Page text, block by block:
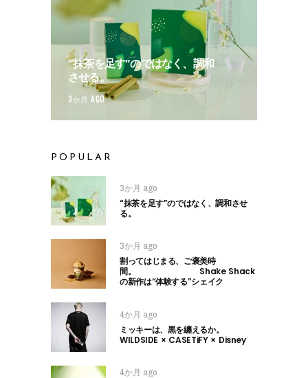
“抹茶を足す”のではなく、調和
させる。
3か月 AGO
POPULAR
3か月 ago
“抹茶を足す”のではなく、調和させ
る。
3か月 ago
割ってはじまる、ご褒美時
間。 Shake Shack
の新作は“体験する”シェイク
4か月 ago
ミッキーは、黒を纏えるか。
WILDSIDE × CASETiFY × Disney
4か月 ago